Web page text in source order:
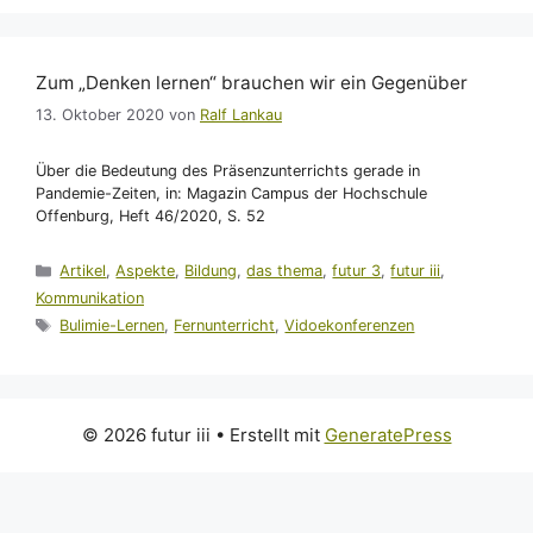
Zum „Denken lernen“ brauchen wir ein Gegenüber
13. Oktober 2020 von Ralf Lankau
Über die Bedeutung des Präsenzunterrichts gerade in
Pandemie-Zeiten, in: Magazin Campus der Hochschule
Offenburg, Heft 46/2020, S. 52
Kategorien
Artikel,Aspekte, Bildung,das thema,futur 3,futur iii,
Kommunikation
Schlagwörter
Bulimie-Lernen, Fernunterricht,Vidoekonferenzen
© 2026 futur iii • Erstellt mit GeneratePress